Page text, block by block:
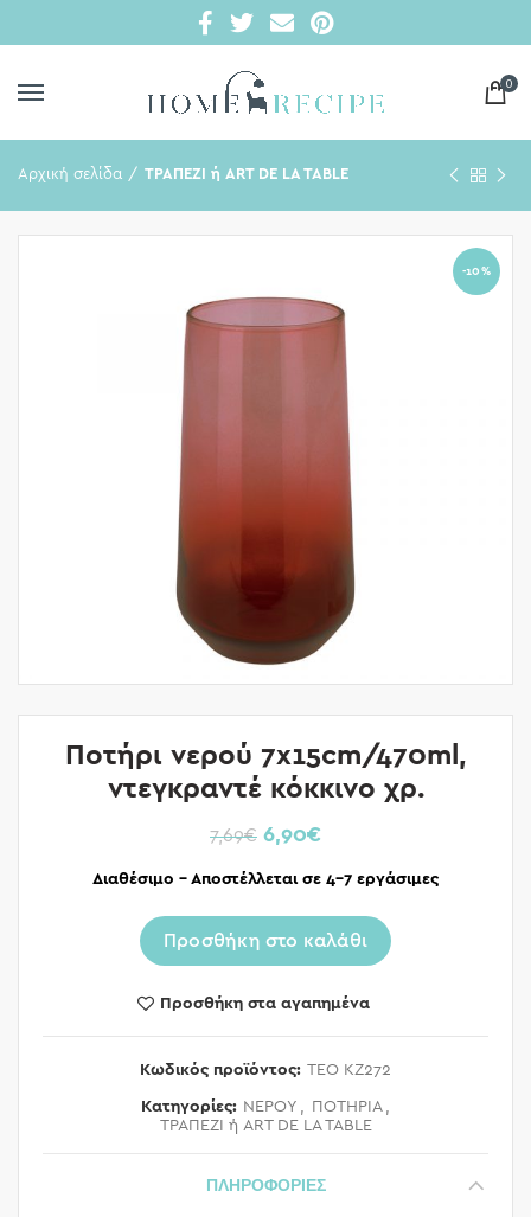
0
Αρχική σελίδα ΤΡΑΠΕΖΙ ή ART DE LA TABLE
-10%
Ποτήρι νερού 7x15cm/470ml,
ντεγκραντέ κόκκινο χρ.
7,69€ 6,90€
Διαθέσιμο – Αποστέλλεται σε 4-7 εργάσιμες
Προσθήκη στο καλάθι
Προσθήκη στα αγαπημένα
Κωδικός προϊόντος: TEO KZ272
Κατηγορίες: ΝΕΡΟΥ , ΠΟΤΗΡΙΑ ,
ΤΡΑΠΕΖΙ ή ART DE LA TABLE
ΠΛΗΡΟΦΟΡΙΕΣ